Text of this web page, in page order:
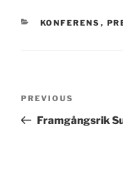
CATEGORIES
KONFERENS ,
Previous
Post
PREVIOUS
Framgångsrik